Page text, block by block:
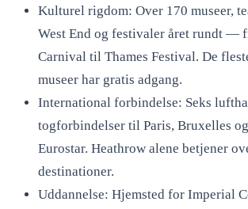
Kulturel rigdom: Over 170 museer,
West End og festivaler året rundt —
Carnival til Thames Festival. De
museer har gratis adgang.
International forbindelse: Seks
togforbindelser til Paris, Bruxelles
Eurostar. Heathrow alene betjener
destinationer.
Uddannelse: Hjemsted for Imperial